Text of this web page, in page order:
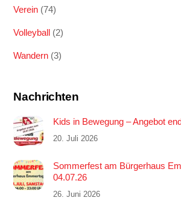
Verein (74)
Volleyball (2)
Wandern (3)
Nachrichten
Kids in Bewegung – Angebot
20. Juli 2026
Sommerfest am Bürgerhaus
04.07.26
26. Juni 2026